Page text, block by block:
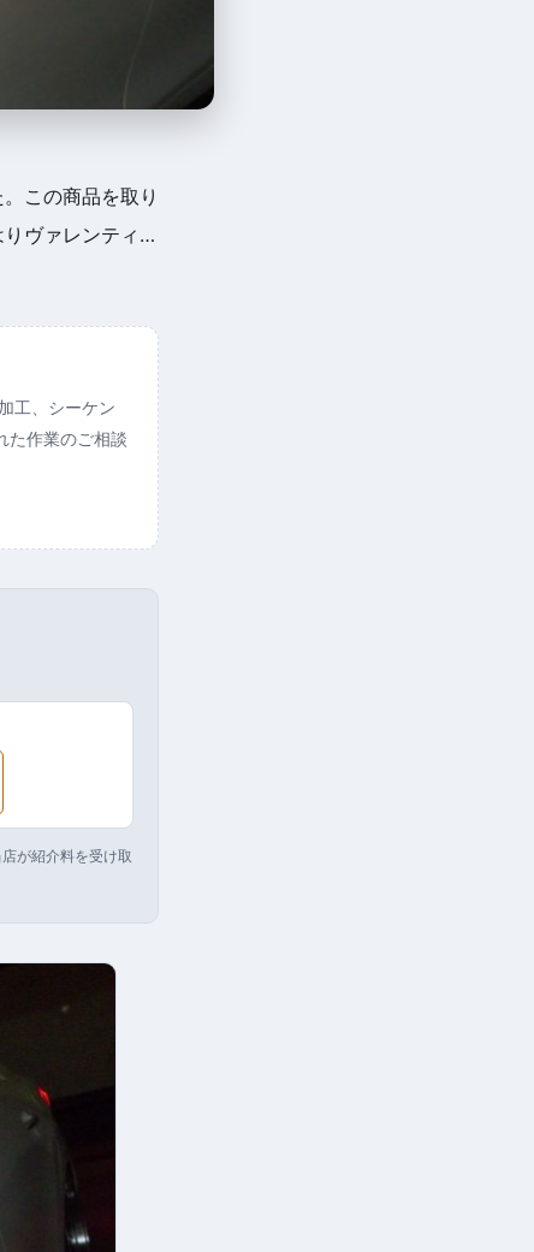
この商品を取り
りヴァレンティ…
工、シーケン
た作業のご相談
が紹介料を受け取